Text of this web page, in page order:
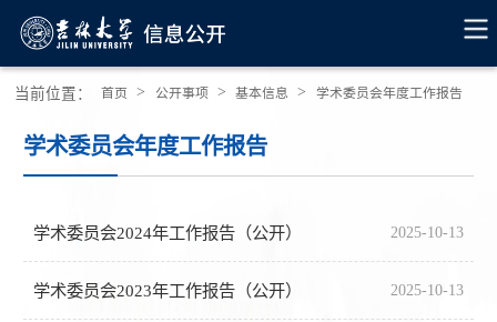
当前位置： 首页 > 公开事项 > 基本信息 > 学术委员会年度工作报告
学术委员会年度工作报告
学术委员会2024年工作报告（公开） 2025-10-13
学术委员会2023年工作报告（公开） 2025-10-13